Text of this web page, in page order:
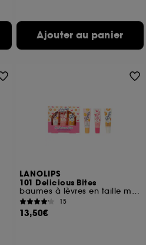
Ajouter au panier
LANOLIPS
101 Delicious Bites
baumes à lèvres en taille mini
15
13,50€